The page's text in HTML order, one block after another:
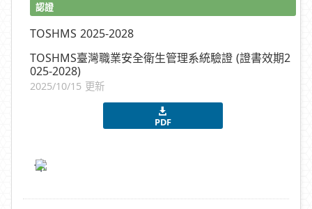
認證
TOSHMS 2025-2028
TOSHMS臺灣職業安全衛生管理系統驗證 (證書效期2
025-2028)
2025/10/15 更新
PDF